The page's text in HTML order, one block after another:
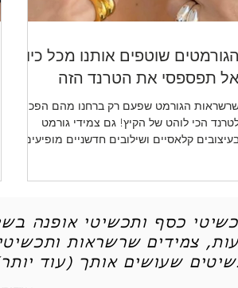
הגורמטים שוטפים אותנו מכל כיוון -
אל תפספסי את הטרנד הזה
הגורמט שפעם רק ברחנו מהם הפכו
הכי לוהט של הקיץ! גם צמידי גורמט
קלאסיים ושילובים חדשניים מופיעים
כסף ותכשיטי אופנה
צמידים שרשראות